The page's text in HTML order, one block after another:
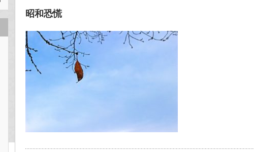
昭和恐慌